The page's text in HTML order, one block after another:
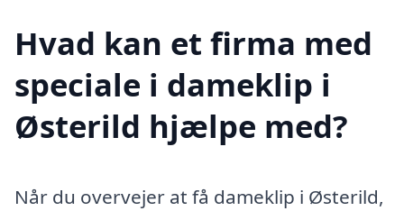
Hvad kan et firma med
speciale i dameklip i
Østerild hjælpe med?
Når du overvejer at få dameklip i Østerild,